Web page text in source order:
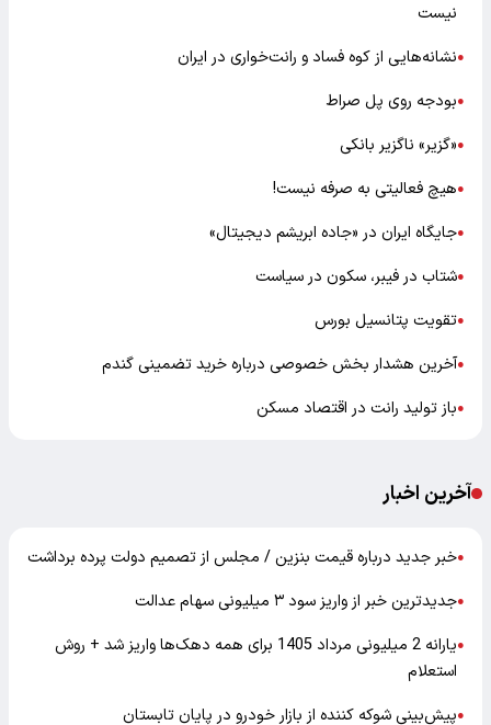
نیست
●نشانه‌هایی از کوه فساد و رانت‌خواری در ایران
●بودجه روی پل صراط
●«گزیر» ناگزیر بانکی
●هیچ فعالیتی به صرفه نیست!
●جایگاه ایران در «جاده ابریشم دیجیتال»
●شتاب در فیبر، سکون در سیاست
●تقویت پتانسیل بورس
●آخرین هشدار بخش خصوصی درباره خرید تضمینی گندم
●باز تولید رانت در اقتصاد مسکن
آخرین اخبار
●خبر جدید درباره قیمت بنزین / مجلس از تصمیم دولت پرده برداشت
●جدیدترین خبر از واریز سود ۳ میلیونی سهام عدالت
●
یارانه 2 میلیونی مرداد 1405 برای همه دهک‌ها واریز شد + روش
استعلام
●پیش‌بینی شوکه کننده از بازار خودرو در پایان تابستان